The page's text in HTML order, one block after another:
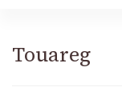
Touareg